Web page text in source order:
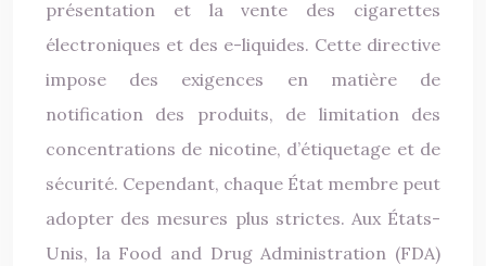
présentation et la vente des cigarettes
électroniques et des e-liquides. Cette directive
impose des exigences en matière de
notification des produits, de limitation des
concentrations de nicotine, d’étiquetage et de
sécurité. Cependant, chaque État membre peut
adopter des mesures plus strictes. Aux États-
Unis, la Food and Drug Administration (FDA)